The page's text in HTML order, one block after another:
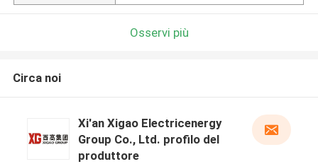
Osservi più
Circa noi
Xi'an Xigao Electricenergy
Group Co., Ltd. profilo del
produttore